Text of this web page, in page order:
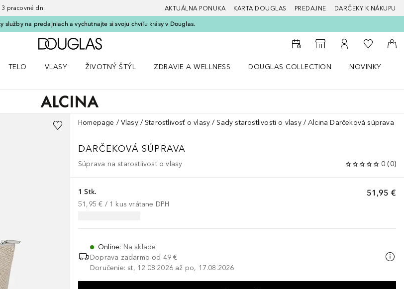
pracovné dni AKTUÁLNA PONUKA KARTA DOUGLAS PREDAJNE DARČEKY K NÁKUPU
služby na predajniach a vychutnajte si svoju chvíľu krásy v Douglas.
Domov
Do vyhľadávača predajní
Do môjho účtu
Do môjho
Do
TELO
VLASY
ŽIVOTNÝ ŠTÝL
ZDRAVIE A WELLNESS
DOUGLAS COLLECTION
NOVINKY
Homepage Vlasy Starostlivosť o vlasy Sady starostlivosti o vlasy Alcina Darčeková súprava
DARČEKOVÁ SÚPRAVA
Súprava na starostlivosť o vlasy 0 (0)
51,95 €
1 Stk.
51,95 € / 1 kus vrátane DPH
Online: Na sklade
Doprava zadarmo od 49 €
Doručenie: st, 12.08.2026 až po, 17.08.2026